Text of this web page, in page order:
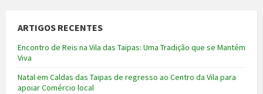
ARTIGOS RECENTES
Encontro de Reis na Vila das Taipas: Uma Tradição que se Mantém
Viva
Natal em Caldas das Taipas de regresso ao Centro da Vila para
apoiar Comércio local